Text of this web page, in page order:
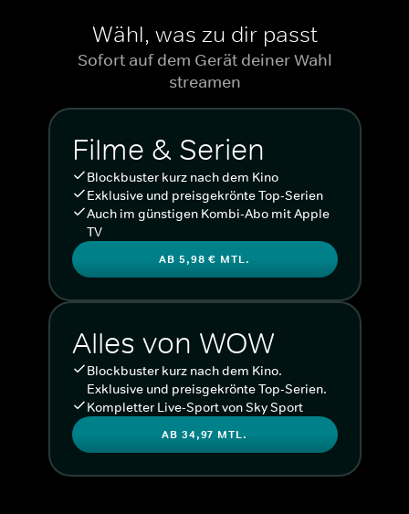
Wähl, was zu dir passt
Sofort auf dem Gerät deiner Wahl
streamen
Filme & Serien
Blockbuster kurz nach dem Kino
Exklusive und preisgekrönte Top-Serien
Auch im günstigen Kombi-Abo mit Apple
TV
AB 5,98 € MTL.
Alles von WOW
Blockbuster kurz nach dem Kino.
Exklusive und preisgekrönte Top-Serien.
Kompletter Live-Sport von Sky Sport
AB 34,97 MTL.